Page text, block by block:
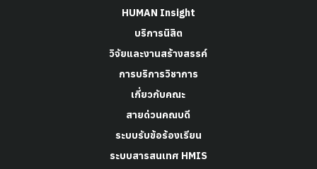
HUMAN Insight
บริการนิสิต
วิจัยและงานสร้างสรรค์
การบริการวิชาการ
เกี่ยวกับคณะ
สายด่วนคณบดี
ระบบรับข้อร้องเรียน
ระบบสารสนเทศ HMIS